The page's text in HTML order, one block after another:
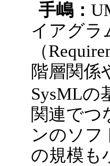
手嶋：
イアグラ
（
階層関係
SysMLの
関連でつ
ンのソフ
の規模も